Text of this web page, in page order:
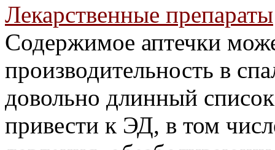
Лекарственные препараты
Содержимое аптечки
производительность в
довольно длинный
привести к ЭД, в том